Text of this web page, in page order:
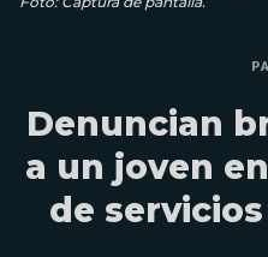
Denuncian
a un joven
de